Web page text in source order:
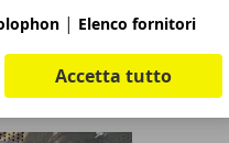
| Elenco fornitori
Accetta tutto